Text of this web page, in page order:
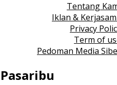
Tentang
Iklan &
Privacy
Term of
Pedoman Media